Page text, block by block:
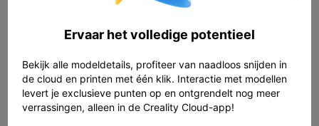
Ervaar het volledige potentieel
Bekijk alle modeldetails, profiteer van naadloos snijden in
de cloud en printen met één klik. Interactie met modellen
levert je exclusieve punten op en ontgrendelt nog meer
verrassingen, alleen in de Creality Cloud-app!